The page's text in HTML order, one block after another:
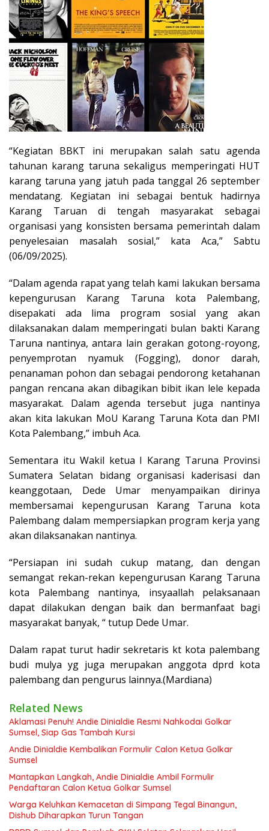
“Kegiatan BBKT ini merupakan salah satu agenda
tahunan karang taruna sekaligus memperingati HUT
karang taruna yang jatuh pada tanggal 26 september
mendatang. Kegiatan ini sebagai bentuk hadirnya
Karang Taruan di tengah masyarakat sebagai
organisasi yang konsisten bersama pemerintah dalam
penyelesaian masalah sosial,” kata Aca,” Sabtu
(06/09/2025).
“Dalam agenda rapat yang telah kami lakukan bersama
kepengurusan Karang Taruna kota Palembang,
disepakati ada lima program sosial yang akan
dilaksanakan dalam memperingati bulan bakti Karang
Taruna nantinya, antara lain gerakan gotong-royong,
penyemprotan nyamuk (Fogging), donor darah,
penanaman pohon dan sebagai pendorong ketahanan
pangan rencana akan dibagikan bibit ikan lele kepada
masyarakat. Dalam agenda tersebut juga nantinya
akan kita lakukan MoU Karang Taruna Kota dan PMI
Kota Palembang,” imbuh Aca.
Sementara itu Wakil ketua I Karang Taruna Provinsi
Sumatera Selatan bidang organisasi kaderisasi dan
keanggotaan, Dede Umar menyampaikan dirinya
membersamai kepengurusan Karang Taruna kota
Palembang dalam mempersiapkan program kerja yang
akan dilaksanakan nantinya.
“Persiapan ini sudah cukup matang, dan dengan
semangat rekan-rekan kepengurusan Karang Taruna
kota Palembang nantinya, insyaallah pelaksanaan
dapat dilakukan dengan baik dan bermanfaat bagi
masyarakat banyak, “ tutup Dede Umar.
Dalam rapat turut hadir sekretaris kt kota palembang
budi mulya yg juga merupakan anggota dprd kota
palembang dan pengurus lainnya.(Mardiana)
Related News
Aklamasi Penuh! Andie Dinialdie Resmi Nahkodai Golkar
Sumsel, Siap Gas Tambah Kursi
Andie Dinialdie Kembalikan Formulir Calon Ketua Golkar
Sumsel
Mantapkan Langkah, Andie Dinialdie Ambil Formulir
Pendaftaran Calon Ketua Golkar Sumsel
Warga Keluhkan Kemacetan di Simpang Tegal Binangun,
Dishub Diharapkan Turun Tangan